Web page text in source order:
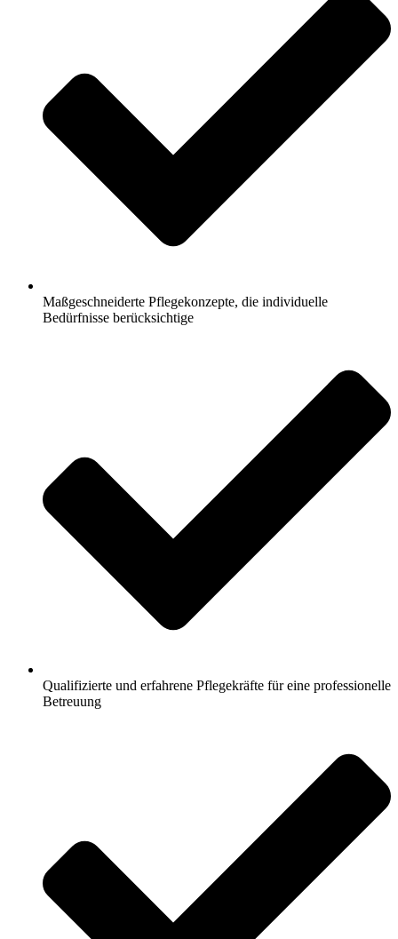
Maßgeschneiderte Pflegekonzepte, die individuelle
Bedürfnisse berücksichtige
Qualifizierte und erfahrene Pflegekräfte für eine professionelle
Betreuung